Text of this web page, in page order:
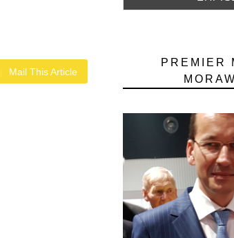
Mail This Article
PREMIER